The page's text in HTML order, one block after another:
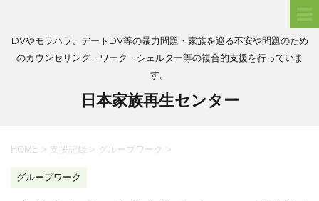
DVやモラハラ、デートDV等の暴力問題・家族を巡る不安や問題のため
のカウンセリング・ワーク・シェルター等の複合的支援を行っていま
す。
日本家族再生センター
HOME > 支援記録 > グループワーク >
グループワーク